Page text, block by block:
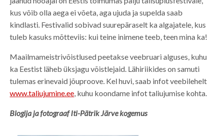
kus võib olla aega ei võeta, aga ujuda ja supelda saab
kindlasti. Festivalid sobivad suurepäraselt ka algajatele, kus
tuleb kasuks mõtteviis: kui teine inimene teeb, teen mina ka!
Maailmameistrivõistlused peetakse veebruari alguses, kuhu
ka Eestist läheb üksjagu võistlejaid. Lähiriikides on samuti
tulemas erinevaid jõuproove. Kel huvi, saab infot veebilehelt
www.taliujumine.ee , kuhu koondame infot taliujumise kohta.
Blogija ja fotograaf Iti-Pätrik Järve kogemus